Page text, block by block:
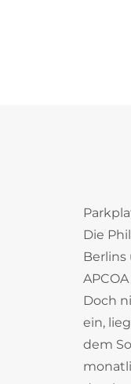
Die
Berlins
Doch
ein,
dem